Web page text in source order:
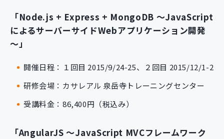
「Node.js + Express + MongoDB ～JavaScript
によるサーバーサイドWebアプリケーション開発
～」
開催日程：１回目 2015/9/24-25、２回目 2015/12/1-2
研修会場：カサレアル 泉岳寺トレーニングセンター
受講料金：86,400円（税込み）
「AngularJS ～JavaScript MVCフレームワーク